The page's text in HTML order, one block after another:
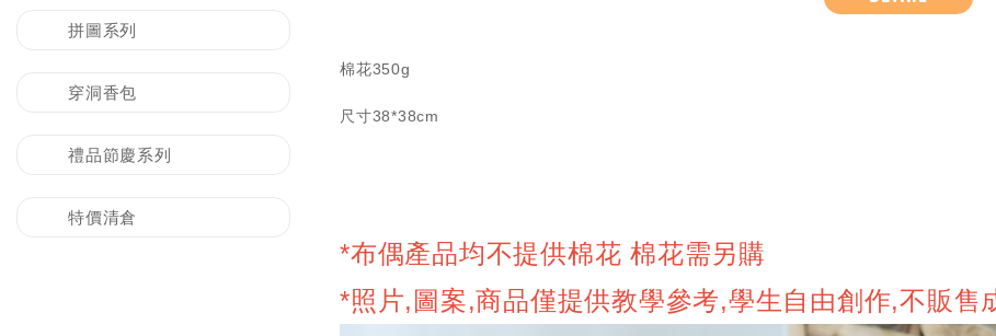
拼圖系列
穿洞香包
禮品節慶系列
特價清倉
棉花350g
尺寸38*38cm
*布偶產品均不提供棉花 棉花需另購
*照片,圖案,商品僅提供教學參考,學生自由創作,不販售